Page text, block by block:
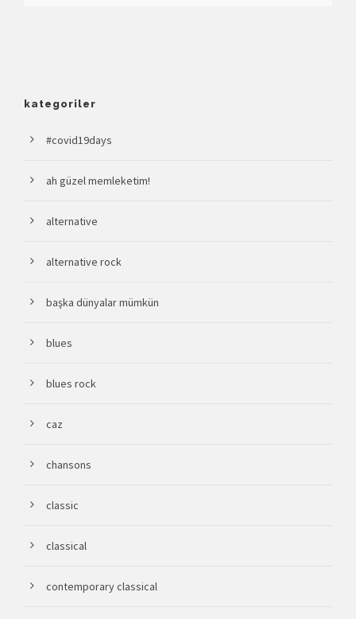
kategoriler
#covid19days
ah güzel memleketim!
alternative
alternative rock
başka dünyalar mümkün
blues
blues rock
caz
chansons
classic
classical
contemporary classical